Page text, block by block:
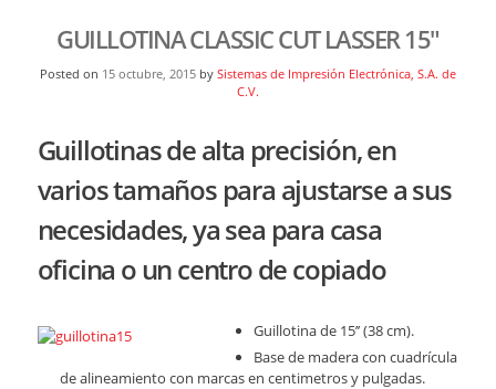
GUILLOTINA CLASSIC CUT LASSER 15″
Posted on 15 octubre, 2015 by Sistemas de Impresión Electrónica, S.A. de
C.V.
Guillotinas de alta precisión, en
varios tamaños para ajustarse a sus
necesidades, ya sea para casa
oficina o un centro de copiado
Guillotina de 15’’ (38 cm).
Base de madera con cuadrícula
de alineamiento con marcas en centimetros y pulgadas.